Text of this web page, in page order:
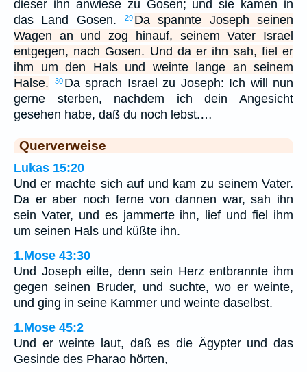
dieser ihn anwiese zu Gosen; und sie kamen in
das Land Gosen.
29 Da spannte Joseph seinen
Wagen an und zog hinauf, seinem Vater Israel
entgegen, nach Gosen. Und da er ihn sah, fiel er
ihm um den Hals und weinte lange an seinem
Halse.
30 Da sprach Israel zu Joseph: Ich will nun
gerne sterben, nachdem ich dein Angesicht
gesehen habe, daß du noch lebst.…
Querverweise
Lukas 15:20
Und er machte sich auf und kam zu seinem Vater.
Da er aber noch ferne von dannen war, sah ihn
sein Vater, und es jammerte ihn, lief und fiel ihm
um seinen Hals und küßte ihn.
1.Mose 43:30
Und Joseph eilte, denn sein Herz entbrannte ihm
gegen seinen Bruder, und suchte, wo er weinte,
und ging in seine Kammer und weinte daselbst.
1.Mose 45:2
Und er weinte laut, daß es die Ägypter und das
Gesinde des Pharao hörten,